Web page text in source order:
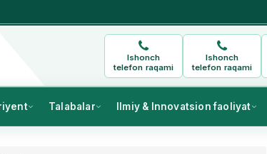
Ishonch
telefon raqami
Ishonch
telefon raqami
Talabalar Ilmiy & Innovatsion faoliyat